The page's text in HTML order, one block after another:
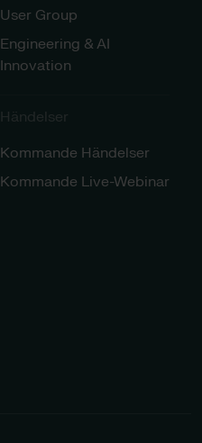
User Group
Engineering & AI
Innovation
Händelser​
Kommande Händelser
Kommande Live-Webinar